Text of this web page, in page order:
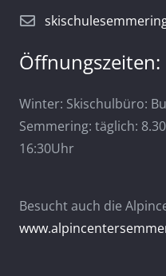
Öffnungszeiten:
Winter: Skischulbüro:
Semmering: täglich:
16:30Uhr
Besucht auch die